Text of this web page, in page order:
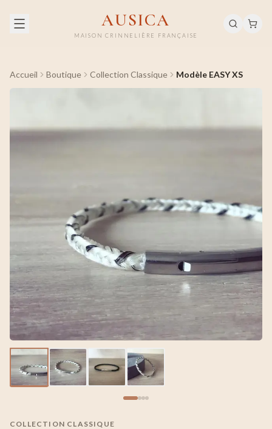
AUSICA
MAISON CRINNELIÈRE FRANÇAISE
Accueil Boutique Collection Classique Modèle EASY XS
COLLECTION CLASSIQUE